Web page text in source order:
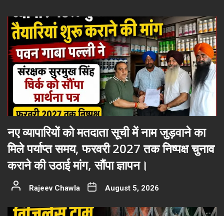
नए व्यापारियों को मतदाता सूची में नाम जुड़वाने का
मिले पर्याप्त समय, फरवरी 2027 तक निष्पक्ष चुनाव
कराने की उठाई मांग, सौंपा ज्ञापन।
Rajeev Chawla August 5, 2026